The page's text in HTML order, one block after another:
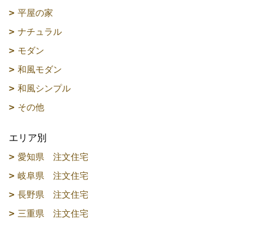
平屋の家
ナチュラル
モダン
和風モダン
和風シンプル
その他
エリア別
愛知県 注文住宅
岐阜県 注文住宅
長野県 注文住宅
三重県 注文住宅